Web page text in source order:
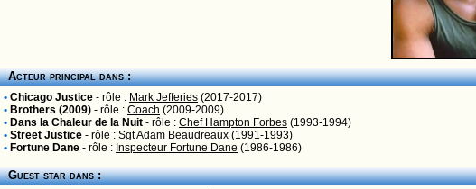
Acteur principal dans :
• Chicago Justice - rôle : Mark Jefferies (2017-2017)
• Brothers (2009) - rôle : Coach (2009-2009)
• Dans la Chaleur de la Nuit - rôle : Chef Hampton Forbes (1993-1994)
• Street Justice - rôle : Sgt Adam Beaudreaux (1991-1993)
• Fortune Dane - rôle : Inspecteur Fortune Dane (1986-1986)
Guest star dans :